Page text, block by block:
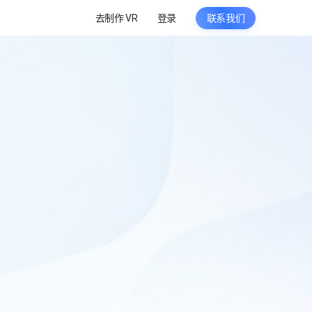
去制作 VR 登录 联系我们